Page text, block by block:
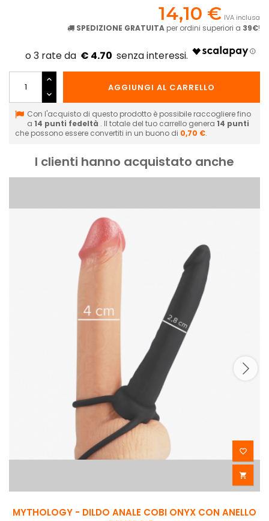
14,10 € IVA inclusa
SPEDIZIONE GRATUITA per ordini superiori a 39€!
€ 4.70
AGGIUNGI AL CARRELLO
Con l'acquisto di questo prodotto è possibile raccogliere fino
a 14 punti fedeltà . Il totale del tuo carrello genera 14 punti
che possono essere convertiti in un buono di 0,70 €.
I clienti hanno acquistato anche


MYTHOLOGY - DILDO ANALE COBI ONYX CON ANELLO